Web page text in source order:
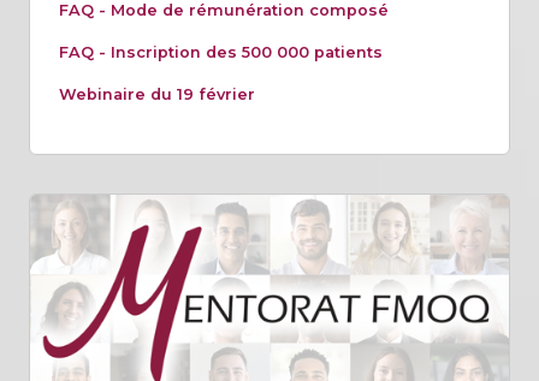
FAQ - Mode de rémunération composé
FAQ - Inscription des 500 000 patients
Webinaire du 19 février